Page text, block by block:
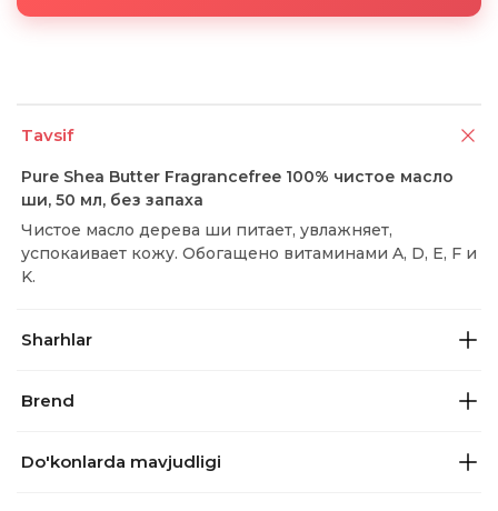
Tavsif
Pure Shea Butter Fragrancefree 100% чистое масло
ши, 50 мл, без запаха
Чистое масло дерева ши питает, увлажняет,
успокаивает кожу. Обогащено витаминами A, D, E, F и
K.
Sharhlar
Brend
Do'konlarda mavjudligi